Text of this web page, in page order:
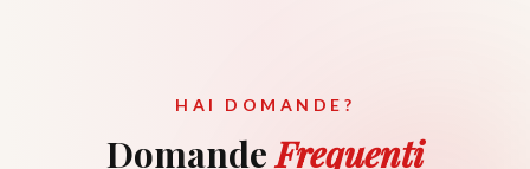
HAI DOMANDE?
DomandeFrequenti